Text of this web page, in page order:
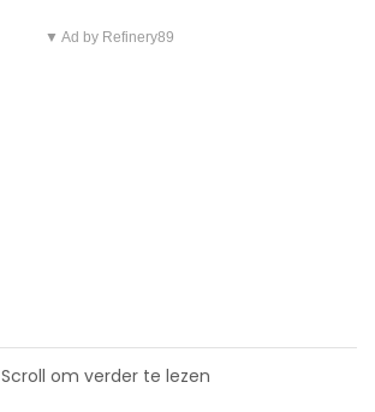
▼ Ad by Refinery89
Scroll om verder te lezen